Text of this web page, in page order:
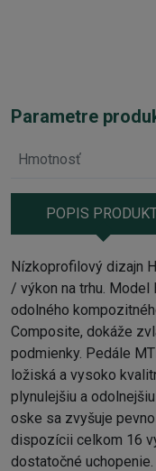
Parametre
Hmotnosť
POPIS
Nízkoprofilový dizajn
/ výkon na trhu. Model
odolného
Composite, dokáže
podmienky. Pedále
ložiská a vysoko
plynulejšiu a
oske sa zvyšuje
dispozícii celkom 16
dostatočné uchopenie.